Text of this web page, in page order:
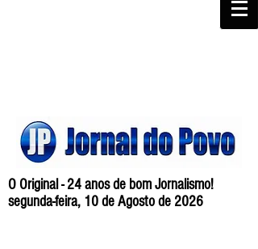
O Original - 24 anos de bom Jornalismo!
segunda-feira, 10 de Agosto de 2026